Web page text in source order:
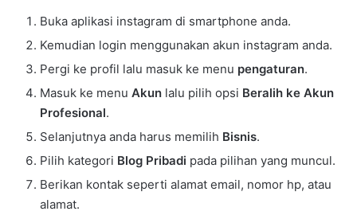
Buka aplikasi instagram di smartphone anda.
Kemudian login menggunakan akun instagram anda.
Pergi ke profil lalu masuk ke menu pengaturan.
Masuk ke menu Akun lalu pilih opsi Beralih ke Akun
Profesional.
Selanjutnya anda harus memilih Bisnis.
Pilih kategori Blog Pribadi pada pilihan yang muncul.
Berikan kontak seperti alamat email, nomor hp, atau
alamat.